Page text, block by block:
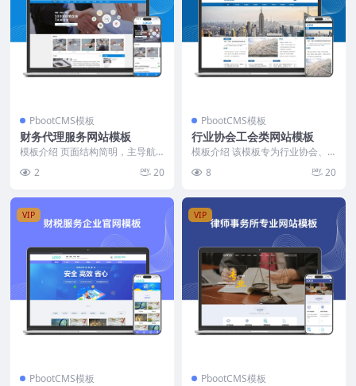
PbootCMS模板
财务代理服务网站模板
模板介绍 页面结构简明，主导航
户、律师公证、商标注...
2 20
PbootCMS模板
行业协会工会类网站模板
模板介绍 该模板专为行业协会、
次分明，信息展示模块...
8 20
VIP
PbootCMS模板
VIP
PbootCMS模板